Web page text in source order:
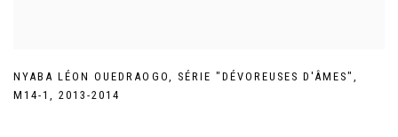
NYABA LÉON OUEDRAOGO, SÉRIE "DÉVOREUSES D'ÂMES",
M14-1,2013-2014